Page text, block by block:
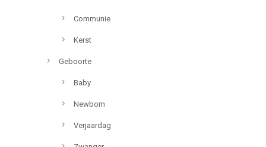
Communie
Kerst
Geboorte
Baby
Newborn
Verjaardag